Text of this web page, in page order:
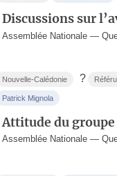
Discussions sur
Assemblée Nationale —
Nouvelle-Calédonie ?
Patrick Mignola
Attitude du
Assemblée Nationale —